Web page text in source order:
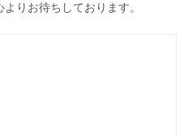
りお待ちしております。